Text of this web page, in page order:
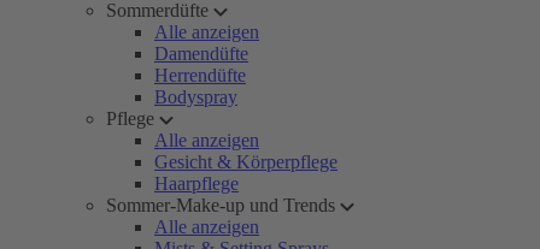
Sommerdüfte
Alle anzeigen
Damendüfte
Herrendüfte
Bodyspray
Pflege
Alle anzeigen
Gesicht & Körperpflege
Haarpflege
Sommer-Make-up und Trends
Alle anzeigen